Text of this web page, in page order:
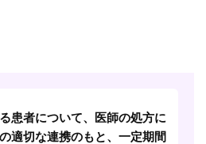
患者について、医師の処方に
適切な連携のもと、一定期間